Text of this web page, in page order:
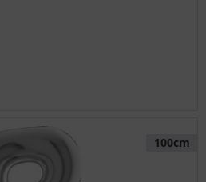
100cm